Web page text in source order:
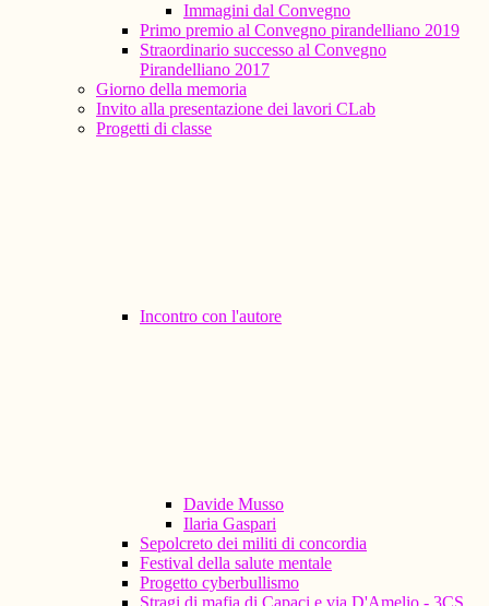
Immagini dal Convegno
Primo premio al Convegno pirandelliano 2019
Straordinario successo al Convegno
Pirandelliano 2017
Giorno della memoria
Invito alla presentazione dei lavori CLab
Progetti di classe
Incontro con l'autore
Davide Musso
Ilaria Gaspari
Sepolcreto dei militi di concordia
Festival della salute mentale
Progetto cyberbullismo